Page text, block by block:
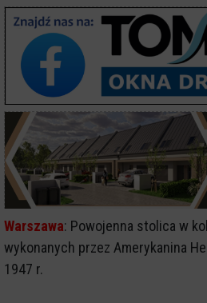
Warszawa: Powojenna stolica w
wykonanych przez Amerykanina
1947 r.